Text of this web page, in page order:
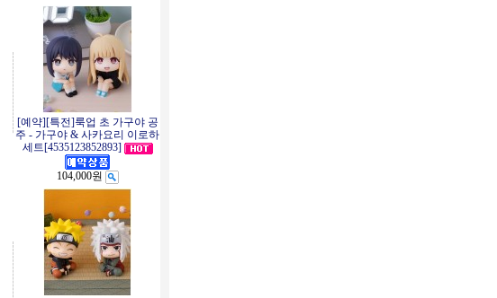
[예약][특전]룩업 초 가구야 공
주 - 가구야 & 사카요리 이로하
세트[4535123852893]
104,000원